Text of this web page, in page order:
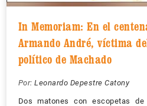
In Memoriam: En el
Armando André, víctima
político de Machado
Por: Leonardo Depestre Catony
Dos matones con escopetas